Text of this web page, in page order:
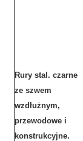
Rury stal. czarne
ze szwem
wzdłużnym,
przewodowe i
konstrukcyjne.